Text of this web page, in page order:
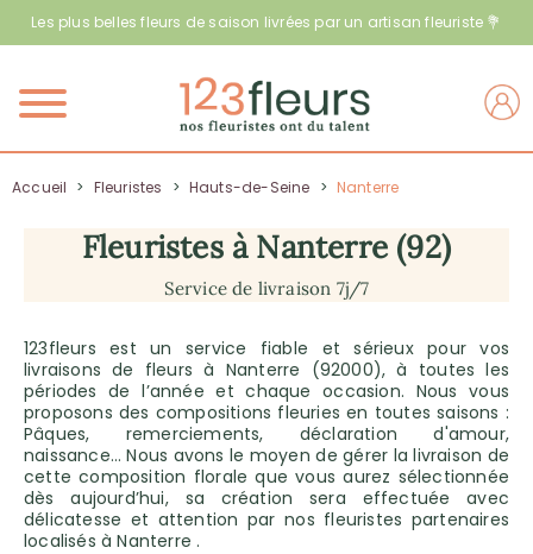
Les plus belles fleurs de saison livrées par un artisan fleuriste 💐
Menu
Accueil > Fleuristes > Hauts-de-Seine > Nanterre
Fleuristes à Nanterre (92)
Service de livraison 7j/7
123fleurs est un service fiable et sérieux pour vos
livraisons de fleurs à Nanterre (92000), à toutes les
périodes de l’année et chaque occasion. Nous vous
proposons des compositions fleuries en toutes saisons :
Pâques, remerciements, déclaration d'amour,
naissance… Nous avons le moyen de gérer la livraison de
cette composition florale que vous aurez sélectionnée
dès aujourd’hui, sa création sera effectuée avec
délicatesse et attention par nos fleuristes partenaires
localisés à Nanterre .